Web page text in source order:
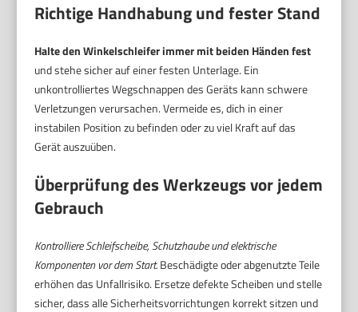
Richtige Handhabung und fester Stand
Halte den Winkelschleifer immer mit beiden Händen fest
und stehe sicher auf einer festen Unterlage. Ein
unkontrolliertes Wegschnappen des Geräts kann schwere
Verletzungen verursachen. Vermeide es, dich in einer
instabilen Position zu befinden oder zu viel Kraft auf das
Gerät auszuüben.
Überprüfung des Werkzeugs vor jedem
Gebrauch
Kontrolliere Schleifscheibe, Schutzhaube und elektrische
Komponenten vor dem Start.Beschädigte oder abgenutzte Teile
erhöhen das Unfallrisiko. Ersetze defekte Scheiben und stelle
sicher, dass alle Sicherheitsvorrichtungen korrekt sitzen und